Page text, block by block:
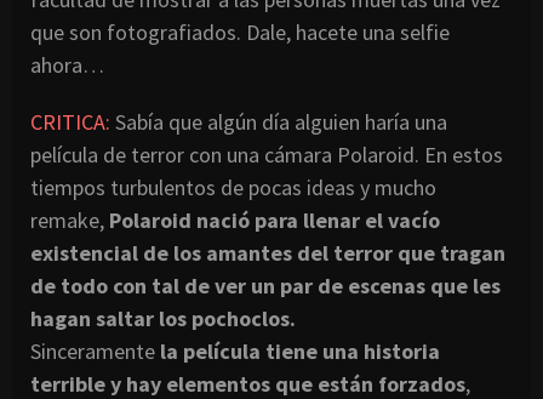
que son fotografiados. Dale, hacete una selfie
ahora…
CRITICA: Sabía que algún día alguien haría una
película de terror con una cámara Polaroid. En estos
tiempos turbulentos de pocas ideas y mucho
remake, Polaroid nació para llenar el vacío
existencial de los amantes del terror que tragan
de todo con tal de ver un par de escenas que les
hagan saltar los pochoclos.
Sinceramente la película tiene una historia
terrible y hay elementos que están forzados,